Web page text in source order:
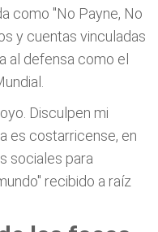
como "No Payne, No
y cuentas vinculadas
al defensa como el
Disculpen mi
es costarricense, en
sociales para
recibido a raíz